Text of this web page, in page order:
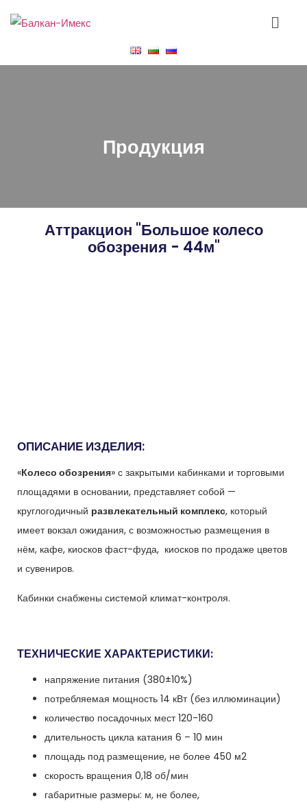
Продукция
Аттракцион "Большое колесо
обозрения - 44м"
ОПИСАНИЕ ИЗДЕЛИЯ:
«Колесо обозрения» с закрытыми кабинками и торговыми
площадями в основании, представляет собой —
круглогодичный развлекательный комплекс, который
имеет вокзал ожидания, с возможностью размещения в
нём, кафе, киосков фаст-фуда, киосков по продаже цветов
и сувениров.
Кабинки снабжены системой климат-контроля.
ТЕХНИЧЕСКИЕ ХАРАКТЕРИСТИКИ:
напряжение питания (380±10%)
потребляемая мощность 14 кВт (без иллюминации)
количество посадочных мест 120-160
длительность цикла катания 6 – 10 мин
площадь под размещение, не более 450 м2
скорость вращения 0,18 об/мин
габаритные размеры: м, не более,